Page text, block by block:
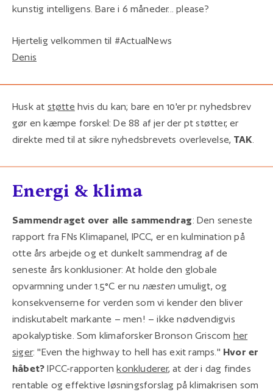
kunstig intelligens. Bare i 6 måneder... please?
Hjertelig velkommen til #ActualNews
Denis
Husk at støtte hvis du kan; bare en 10'er pr. nyhedsbrev
gør en kæmpe forskel: De 88 af jer der pt støtter, er
direkte med til at sikre nyhedsbrevets overlevelse, TAK
Energi & klima
Sammendraget over alle sammendrag: Den seneste
rapport fra FNs Klimapanel, IPCC, er en kulmination på
otte års arbejde og et dunkelt sammendrag af de
seneste års konklusioner: At holde den globale
opvarmning under 1.5°C er nu næsten umuligt, og
konsekvenserne for verden som vi kender den bliver
indiskutabelt markante – men! – ikke nødvendigvis
apokalyptiske. Som klimaforsker Bronson Griscom her
siger: "Even the highway to hell has exit ramps." Hvor er
håbet?IPCC-rapportenkonkluderer, at der i dag findes
rentable og effektive løsningsforslag på klimakrisen som